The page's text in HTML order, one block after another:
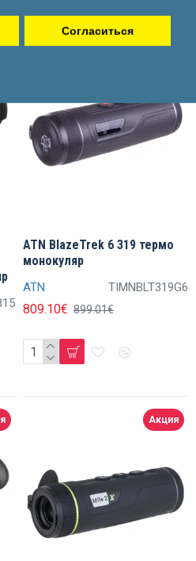
Согласиться
Акция
ATN TIMNBLT319G6
ATN BlazeTrek 6 319 термо
монокуляр
809.10€ 899.01€
Акция